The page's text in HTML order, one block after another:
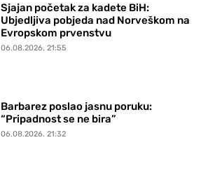
Sjajan početak za kadete BiH:
Ubjedljiva pobjeda nad Norveškom na
Evropskom prvenstvu
06.08.2026. 21:55
Barbarez poslao jasnu poruku:
“Pripadnost se ne bira”
06.08.2026. 21:32